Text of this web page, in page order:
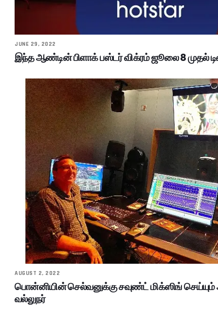
JUNE 29, 2022
இந்த ஆண்டின் பிளாக் பஸ்டர் விக்ரம் ஜூலை 8 முதல்
AUGUST 2, 2022
பொன்னியின் செல்வனுக்கு சவுண்ட் மிக்ஸிங்
வல்லுநர்